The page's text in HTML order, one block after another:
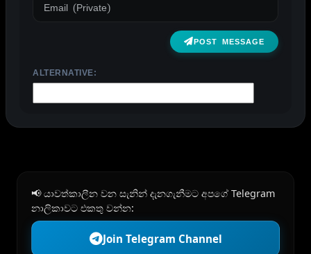
POST MESSAGE
ALTERNATIVE:
📢 යාවත්කාලීන වන සැනින් දැනගැනීමට අපගේ Telegram
නාලිකාවට එකතු වන්න:
Join Telegram Channel